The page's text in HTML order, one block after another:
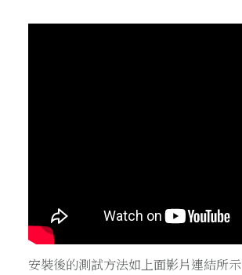
安裝後的測試方法如上面影片連結所示